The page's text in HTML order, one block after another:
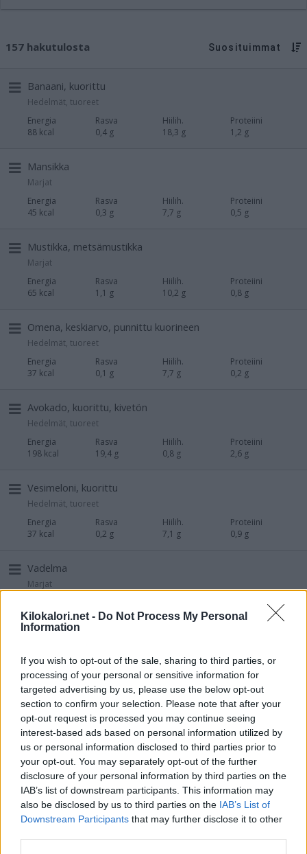
Kilokalori.net - Do Not Process My Personal
Information
If you wish to opt-out of the sale, sharing to third parties, or
processing of your personal or sensitive information for
targeted advertising by us, please use the below opt-out
section to confirm your selection. Please note that after your
opt-out request is processed you may continue seeing
interest-based ads based on personal information utilized by
us or personal information disclosed to third parties prior to
your opt-out. You may separately opt-out of the further
disclosure of your personal information by third parties on the
IAB’s list of downstream participants. This information may
also be disclosed by us to third parties on the IAB’s List of
Downstream Participants that may further disclose it to other
157 hakutulosta Suosituimmat
Banaani, kuorittu
Hedelmät, tuoreet
Energia
88 kcal
Rasva
0,4 g
Hiilih.
18,3 g
Proteiini
1,2 g
Mansikka
Marjat
Energia
45 kcal
Rasva
0,3 g
Hiilih.
7,7 g
Proteiini
0,5 g
Mustikka, metsämustikka
Marjat
Energia
65 kcal
Rasva
1,1 g
Hiilih.
10,2 g
Proteiini
0,8 g
Omena, keskiarvo, punnittu kuorineen
Hedelmät, tuoreet
Energia
37 kcal
Rasva
0,1 g
Hiilih.
7,7 g
Proteiini
0,2 g
Avokado, kuorittu, kivetön
Hedelmät, tuoreet
Energia
198 kcal
Rasva
19,4 g
Hiilih.
0,8 g
Proteiini
2,6 g
Vesimeloni, kuorittu
Hedelmät, tuoreet
Energia
37 kcal
Rasva
0,2 g
Hiilih.
7,1 g
Proteiini
0,9 g
Vadelma
Marjat
48 kcal
0,8 g
5,7 g
1,0 g
Hedelmät, tuoreet
44 kcal
Rasva
0,2 g
7,8 g
1,2 g
Omena, ulkomainen, kuorittu
Hedelmät, tuoreet
Energia
45 kcal
Rasva
0,1 g
Hiilih.
9,4 g
Proteiini
0,2 g
Banaani, punnittu kuorineen
Hedelmät, tuoreet
Energia
Rasva
Hiilih.
Proteiini